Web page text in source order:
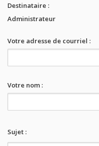
Destinataire :
Administrateur
Votre adresse de courriel :
Votre nom :
Sujet :